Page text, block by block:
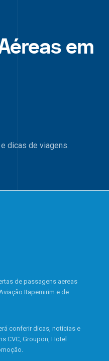
em
dicas de viagens.
de passagens aereas
Itapemirim e de
conferir dicas, notícias e
CVC, Groupon, Hotel